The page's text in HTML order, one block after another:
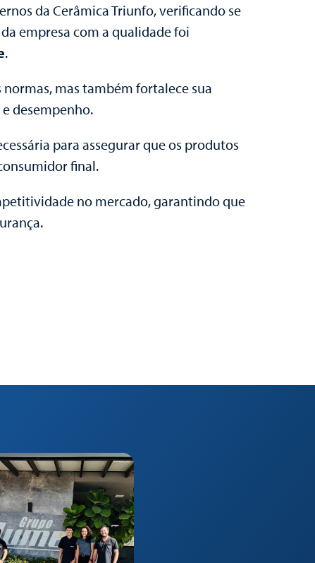
da Cerâmica Triunfo, verificando se
empresa com a qualidade foi
.
mas também fortalece sua
desempenho.
para assegurar que os produtos
final.
no mercado, garantindo que